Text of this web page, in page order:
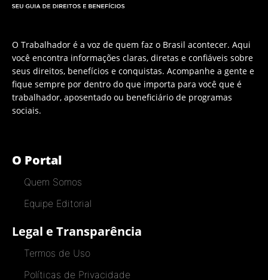
O Trabalhador é a voz de quem faz o Brasil acontecer. Aqui
você encontra informações claras, diretas e confiáveis sobre
seus direitos, benefícios e conquistas. Acompanhe a gente e
fique sempre por dentro do que importa para você que é
trabalhador, aposentado ou beneficiário de programas
sociais.
O Portal
Quem Somos
Equipe Editorial
Legal e Transparência
Termos de Uso
Políticas de Privacidade